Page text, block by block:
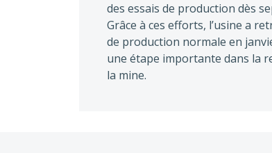
des essais de production dès
Grâce à ces efforts, l’usine a
de production normale en
une étape importante dans la
la mine.